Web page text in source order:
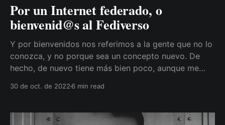
Por un Internet federado, o
bienvenid@s al Fediverso
Y por bienvenidos nos referimos a la gente que no lo
conozca, y no porque sea un concepto nuevo. De
hecho, de nuevo tiene más bien poco, aunque me
30 de oct. de 2022 6 min read